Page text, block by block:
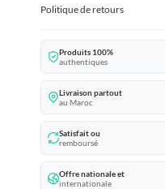
Politique de retours
Produits 100%
authentiques
Livraison partout
au Maroc
Satisfait ou
remboursé
Offre nationale et
internationale